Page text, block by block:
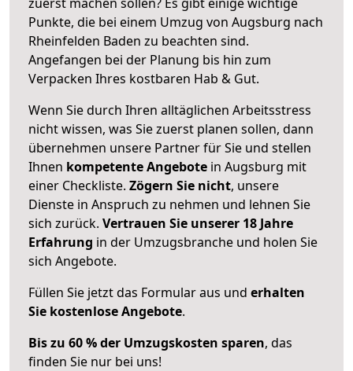
Punkte, die bei einem Umzug von Augsburg nach
Rheinfelden Baden zu beachten sind.
Angefangen bei der Planung bis hin zum
Verpacken Ihres kostbaren Hab & Gut.
Wenn Sie durch Ihren alltäglichen Arbeitsstress
nicht wissen, was Sie zuerst planen sollen, dann
übernehmen unsere Partner für Sie und stellen
Ihnen kompetente Angebote in Augsburg mit
einer Checkliste. Zögern Sie nicht, unsere
Dienste in Anspruch zu nehmen und lehnen Sie
sich zurück. Vertrauen Sie unserer 18 Jahre
Erfahrung in der Umzugsbranche und holen Sie
sich Angebote.
Füllen Sie jetzt das Formular aus und erhalten
Sie kostenlose Angebote.
Bis zu 60 % der Umzugskosten sparen, das
finden Sie nur bei uns!